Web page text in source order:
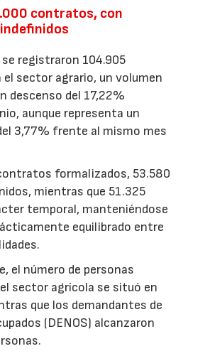
contratos, con
registraron 104.905
sector agrario, un volumen
descenso del 17,22%
aunque representa un
3,77% frente al mismo mes
formalizados, 53.580
mientras que 51.325
temporal, manteniéndose
equilibrado entre
el número de personas
sector agrícola se situó en
que los demandantes de
(DENOS) alcanzaron